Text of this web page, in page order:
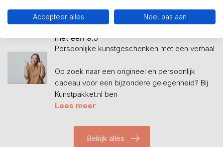
Lees meer
met een 9.5
Persoonlijke kunstgeschenken met een verhaal
Op zoek naar een origineel en persoonlijk
cadeau voor een bijzondere gelegenheid? Bij
Kunstpakket.nl ben
Lees meer
Bekijk alles
Accepteer alles Nee, pas aan